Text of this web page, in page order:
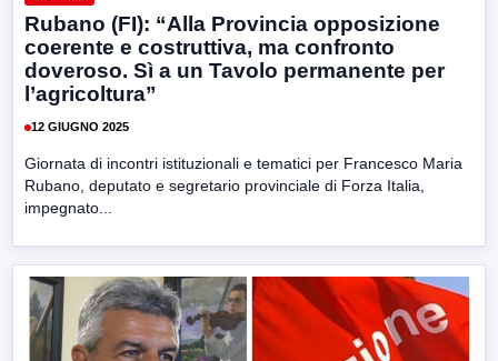
Rubano (FI): “Alla Provincia opposizione
coerente e costruttiva, ma confronto
doveroso. Sì a un Tavolo permanente per
l’agricoltura”
12 GIUGNO 2025
Giornata di incontri istituzionali e tematici per Francesco Maria
Rubano, deputato e segretario provinciale di Forza Italia,
impegnato...